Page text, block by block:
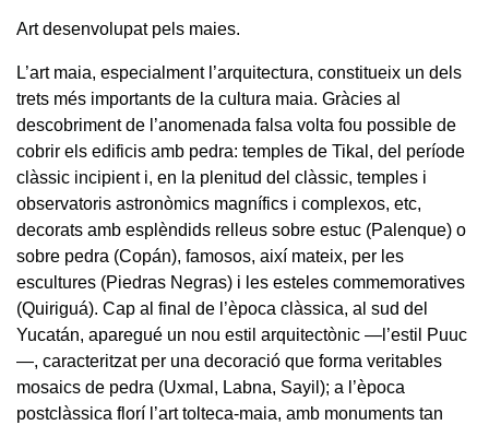
Art desenvolupat pels maies.
L’art maia, especialment l’arquitectura, constitueix un dels
trets més importants de la cultura maia. Gràcies al
descobriment de l’anomenada falsa volta fou possible de
cobrir els edificis amb pedra: temples de Tikal, del període
clàssic incipient i, en la plenitud del clàssic, temples i
observatoris astronòmics magnífics i complexos, etc,
decorats amb esplèndids relleus sobre estuc (Palenque) o
sobre pedra (Copán), famosos, així mateix, per les
escultures (Piedras Negras) i les esteles commemoratives
(Quiriguá). Cap al final de l’època clàssica, al sud del
Yucatán, aparegué un nou estil arquitectònic —l’estil Puuc
—, caracteritzat per una decoració que forma veritables
mosaics de pedra (Uxmal, Labna, Sayil); a l’època
postclàssica florí l’art tolteca-maia, amb monuments tan